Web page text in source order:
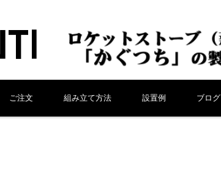
ご注文 組み立て方法 設置例 ブログ